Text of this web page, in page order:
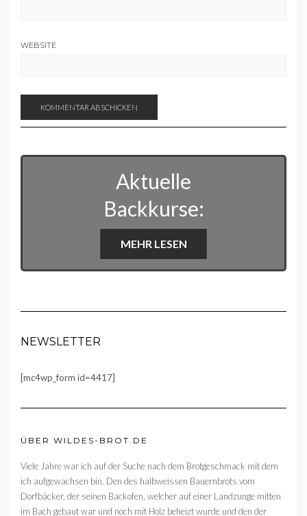
WEBSITE
Aktuelle
Backkurse:
MEHR LESEN
NEWSLETTER
[mc4wp_form id=4417]
ÜBER WILDES-BROT.DE
Viele Jahre war ich auf der Suche nach dem Brotgeschmack mit dem
ich aufgewachsen bin. Den des halbweissen Bauernbrots vom
Dorfbäcker, der seinen Backofen, welcher auf einer Landzunge mitten
im Bach gebaut war und noch mit Holz beheizt wurde und den der